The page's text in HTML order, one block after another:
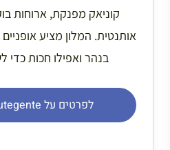
קוניאק מפנקת, ארוחות
אותנטית. המלון מציע
בנהר ואפילו חכות כדי
לפרטים על Manoir d’Hautegente